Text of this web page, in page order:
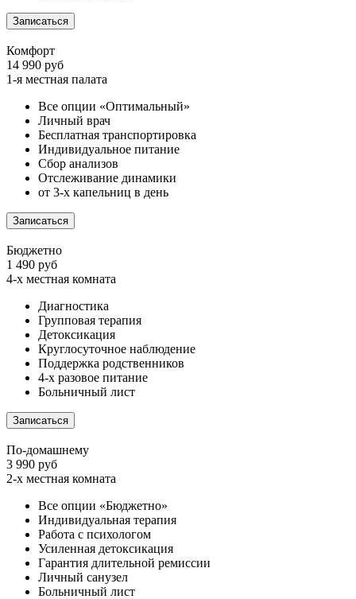
Записаться
Комфорт
14 990 руб
1-я местная палата
Все опции «Оптимальный»
Личный врач
Бесплатная транспортировка
Индивидуальное питание
Сбор анализов
Отслеживание динамики
от 3-х капельниц в день
Записаться
Бюджетно
1 490 руб
4-х местная комната
Диагностика
Групповая терапия
Детоксикация
Круглосуточное наблюдение
Поддержка родственников
4-х разовое питание
Больничный лист
Записаться
По-домашнему
3 990 руб
2-х местная комната
Все опции «Бюджетно»
Индивидуальная терапия
Работа с психологом
Усиленная детоксикация
Гарантия длительной ремиссии
Личный санузел
Больничный лист